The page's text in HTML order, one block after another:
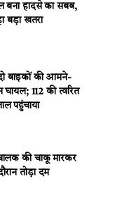
बना हादसे का सबब,
बड़ा खतरा
बाइकों की आमने-
घायल; 112 की त्वरित
पहुंचाया
की चाकू मारकर
तोड़ा दम